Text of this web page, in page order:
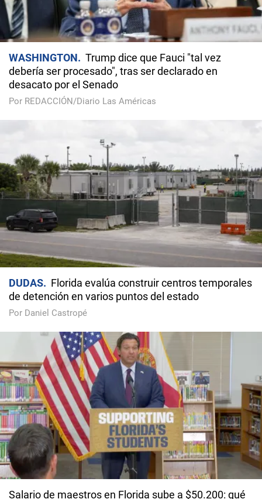
WASHINGTON
Trump dice que Fauci "tal vez
debería ser procesado", tras ser declarado en
desacato por el Senado
Por REDACCIÓN/Diario Las Américas
DUDAS
Florida evalúa construir centros temporales
de detención en varios puntos del estado
Por Daniel Castropé
Salario de maestros en Florida sube a $50.200: qué